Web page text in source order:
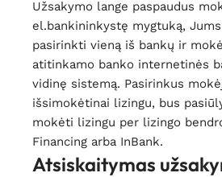
Užsakymo lange paspaudus
el.bankininkystę mygtuką,
pasirinkti vieną iš bankų ir
atitinkamo banko internetinės
vidinę sistemą. Pasirinkus
išsimokėtinai lizingu, bus
mokėti lizingu per lizingo
Financing arba InBank.
Atsiskaitymas